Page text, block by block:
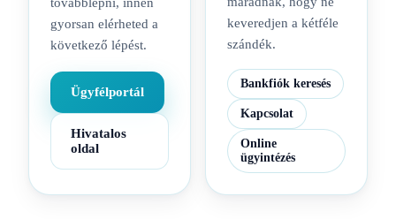
gyorsan elérheted a
következő lépést.
Ügyfélportál
Hivatalos
oldal
keveredjen a kétféle
szándék.
Bankfiók keresés
Kapcsolat
Online
ügyintézés